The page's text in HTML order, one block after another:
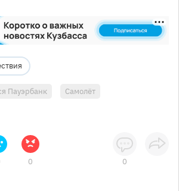
Пауэрбанк Самолёт
0 0